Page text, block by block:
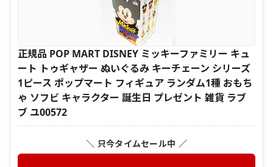
正規品 POP MART DISNEY ミッキーファミリー キュ
ート トゥギャザー ぬいぐるみ キーチェーン シリーズ
1ピース ポップマート フィギュア ランダム1種 おもち
ゃ ソフビ キャラクター 誕生日 プレゼント 雑貨 ラブ
ブ ユ00572
＼ 只今タイムセール中 ／